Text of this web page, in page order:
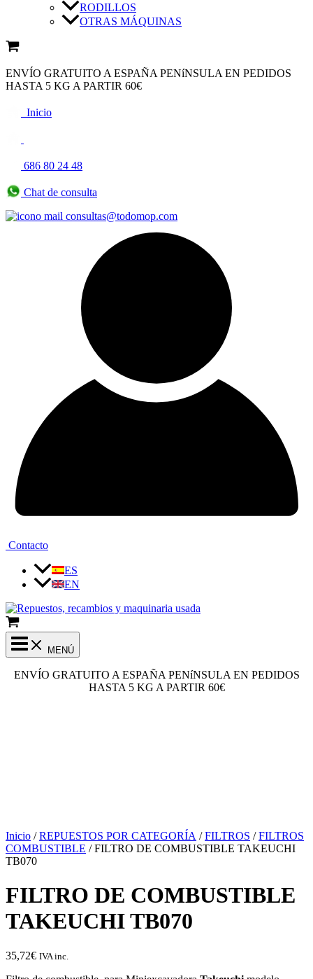
RODILLOS
OTRAS MÁQUINAS
ENVÍO GRATUITO A ESPAÑA PENíNSULA EN PEDIDOS
HASTA 5 KG A PARTIR 60€
Inicio
686 80 24 48
Chat de consulta
consultas@todomop.com
Contacto
ES
EN
MENÚ
ENVÍO GRATUITO A ESPAÑA PENíNSULA EN PEDIDOS
HASTA 5 KG A PARTIR 60€
Inicio /REPUESTOS POR CATEGORÍA /FILTROS /FILTROS
COMBUSTIBLE / FILTRO DE COMBUSTIBLE TAKEUCHI
TB070
FILTRO DE COMBUSTIBLE
TAKEUCHI TB070
35,72€ IVA inc.